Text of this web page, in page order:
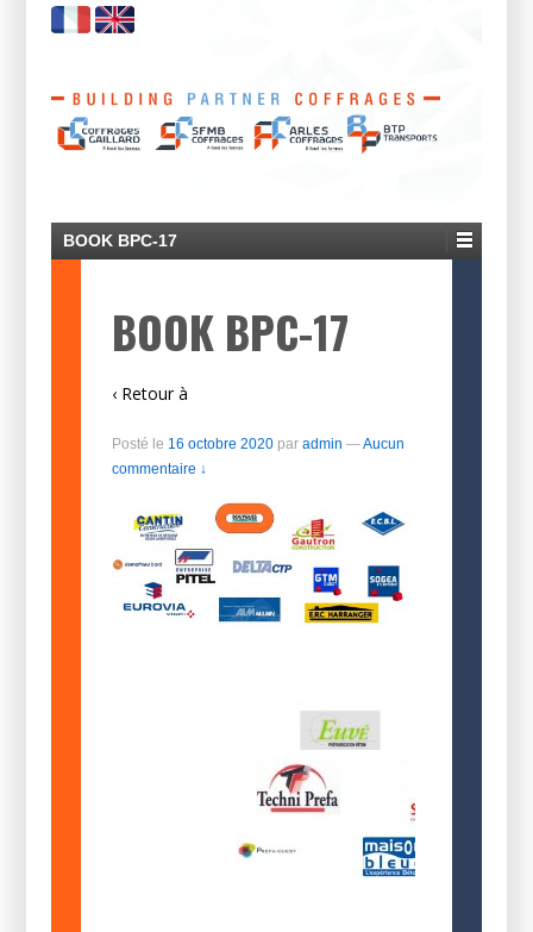
BOOK BPC-17
BOOK BPC-17
‹ Retour à
Posté le 16 octobre 2020par admin —Aucun
commentaire ↓